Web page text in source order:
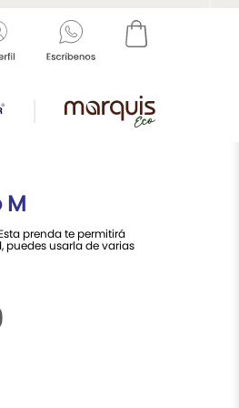
M
prenda te permitirá
puedes usarla de varias